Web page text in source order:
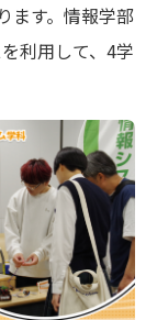
ます。情報学部
利用して、4学